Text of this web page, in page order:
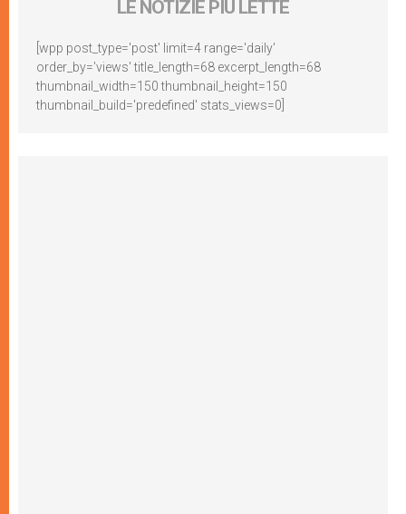
LE NOTIZIE PIÙ LETTE
[wpp post_type='post' limit=4 range='daily'
order_by='views' title_length=68 excerpt_length=68
thumbnail_width=150 thumbnail_height=150
thumbnail_build='predefined' stats_views=0]